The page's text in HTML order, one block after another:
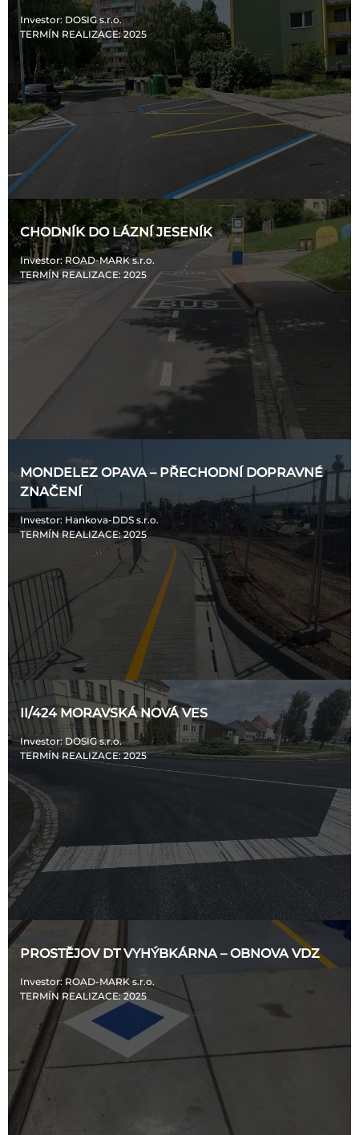
Investor: DOSIG s.r.o.
TERMÍN REALIZACE: 2025
CHODNÍK DO LÁZNÍ JESENÍK
Investor: ROAD-MARK s.r.o.
TERMÍN REALIZACE: 2025
MONDELEZ OPAVA – PŘECHODNÍ DOPRAVNÉ
ZNAČENÍ
Investor: Hankova-DDS s.r.o.
TERMÍN REALIZACE: 2025
II/424 MORAVSKÁ NOVÁ VES
Investor: DOSIG s.r.o.
TERMÍN REALIZACE: 2025
PROSTĚJOV DT VYHÝBKÁRNA – OBNOVA VDZ
Investor: ROAD-MARK s.r.o.
TERMÍN REALIZACE: 2025